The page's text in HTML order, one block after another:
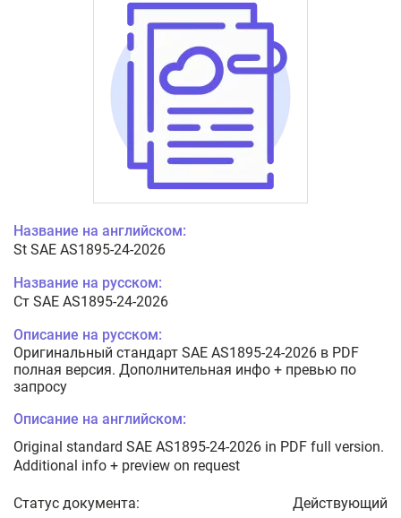
Название на английском:
St SAE AS1895-24-2026
Название на русском:
Ст SAE AS1895-24-2026
Описание на русском:
Оригинальный стандарт SAE AS1895-24-2026 в PDF
полная версия. Дополнительная инфо + превью по
запросу
Описание на английском:
Original standard SAE AS1895-24-2026 in PDF full version.
Additional info + preview on request
Статус документа: Действующий